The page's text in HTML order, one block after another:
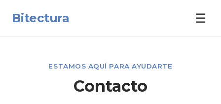
Bitectura ☰
ESTAMOS AQUÍ PARA AYUDARTE
Contacto